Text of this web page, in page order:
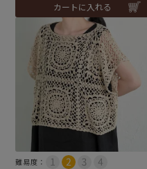
カートに入れる
難易度：